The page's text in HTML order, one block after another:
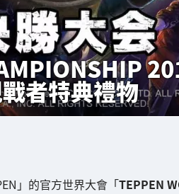
者特典禮物
」的官方世界大會「TEPPEN